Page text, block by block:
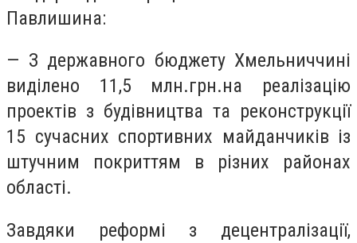
Павлишина:
— З державного бюджету Хмельниччині
виділено 11,5 млн.грн.на реалізацію
проектів з будівництва та реконструкції
15 сучасних спортивних майданчиків із
штучним покриттям в різних районах
області.
Завдяки реформі з децентралізації,